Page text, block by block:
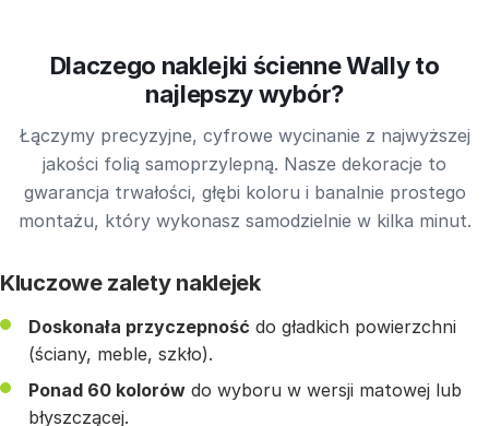
Dlaczego naklejki ścienne Wally to
najlepszy wybór?
Łączymy precyzyjne, cyfrowe wycinanie z najwyższej
jakości folią samoprzylepną. Nasze dekoracje to
gwarancja trwałości, głębi koloru i banalnie prostego
montażu, który wykonasz samodzielnie w kilka minut.
Kluczowe zalety naklejek
Doskonała przyczepność do gładkich powierzchni
(ściany, meble, szkło).
Ponad 60 kolorów do wyboru w wersji matowej lub
błyszczącej.